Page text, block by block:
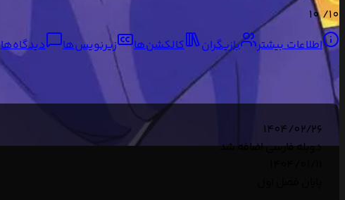
10/
10
اطلاعات بیشتر
بازیگران کالکشن‌ها زیرنویس‌ها دیدگاه‌ها
1404/02/26
دوبله فارسی اضافه شد